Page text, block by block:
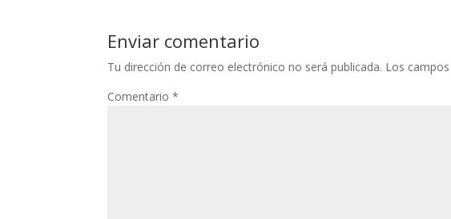
Enviar comentario
Tu dirección de correo electrónico no será publicada. Los
Comentario*